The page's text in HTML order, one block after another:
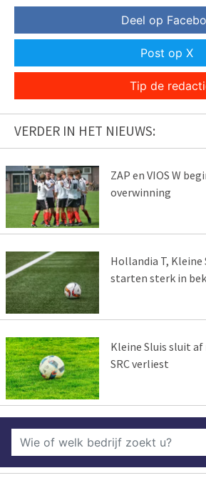
Deel op
Post op X
Tip de
VERDER IN HET NIEUWS:
ZAP en VIOS W
overwinning
Hollandia T, Kleine
starten sterk in
Kleine Sluis sluit
SRC verliest